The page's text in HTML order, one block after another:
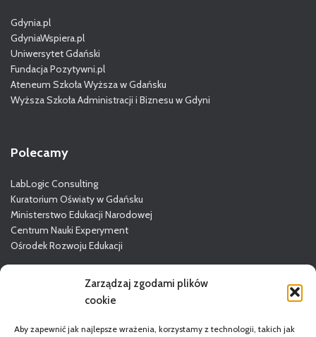
Zarządzaj zgodami plików
cookie
Aby zapewnić jak najlepsze wrażenia, korzystamy z technologii, takich jak
Gdynia.pl
GdyniaWspiera.pl
Uniwersytet Gdański
Fundacja Pozytywni.pl
Ateneum Szkoła Wyższa w Gdańsku
Wyższa Szkoła Administracji i Biznesu w Gdyni
Polecamy
LabLogic Consulting
Kuratorium Oświaty w Gdańsku
Ministerstwo Edukacji Narodowej
Centrum Nauki Experyment
Ośrodek Rozwoju Edukacji
Więcej o GODN